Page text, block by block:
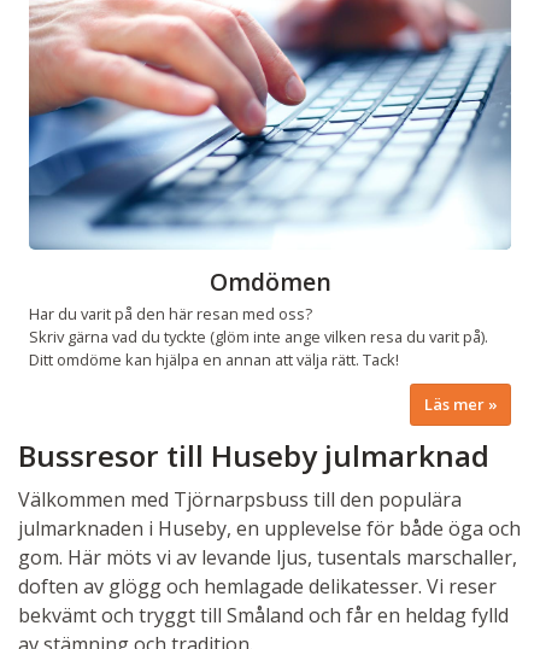
Omdömen
Har du varit på den här resan med oss?
Skriv gärna vad du tyckte (glöm inte ange vilken resa du varit på).
Ditt omdöme kan hjälpa en annan att välja rätt. Tack!
Läs mer
Bussresor till Huseby julmarknad
Välkommen med Tjörnarpsbuss till den populära
julmarknaden i Huseby, en upplevelse för både öga och
gom. Här möts vi av levande ljus, tusentals marschaller,
doften av glögg och hemlagade delikatesser. Vi reser
bekvämt och tryggt till Småland och får en heldag fylld